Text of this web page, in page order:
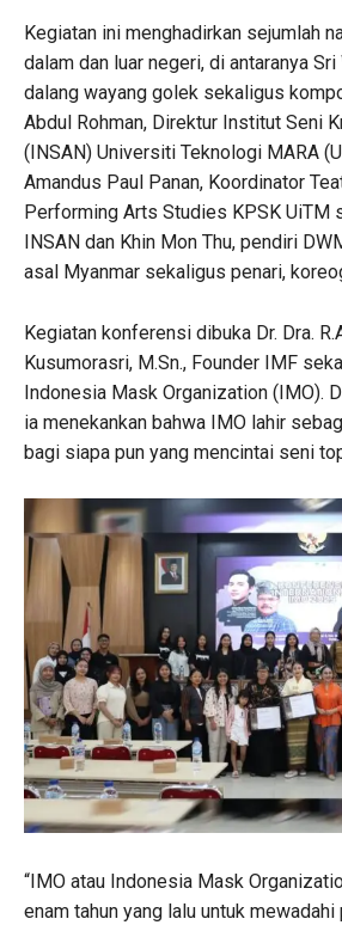
Kegiatan ini menghadirkan sejumlah
dalam dan luar negeri, di antaranya
dalang wayang golek sekaligus
Abdul Rohman, Direktur Institut Seni
(INSAN) Universiti Teknologi MARA
Amandus Paul Panan, Koordinator
Performing Arts Studies KPSK UiTM
INSAN dan Khin Mon Thu, pendiri
asal Myanmar sekaligus penari,
Kegiatan konferensi dibuka Dr. Dra.
Kusumorasri, M.Sn., Founder IMF
Indonesia Mask Organization (IMO).
ia menekankan bahwa IMO lahir
bagi siapa pun yang mencintai seni
“IMO atau Indonesia Mask
enam tahun yang lalu untuk